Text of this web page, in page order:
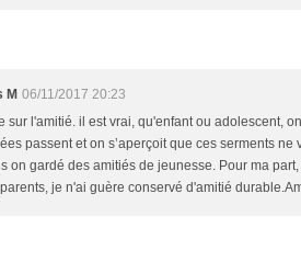
M 06/11/2017 20:23
sur l'amitié. il est vrai, qu'enfant ou adolescent,
passent et on s’aperçoit que ces serments
on gardé des amitiés de jeunesse. Pour ma
je n'ai guère conservé d'amitié